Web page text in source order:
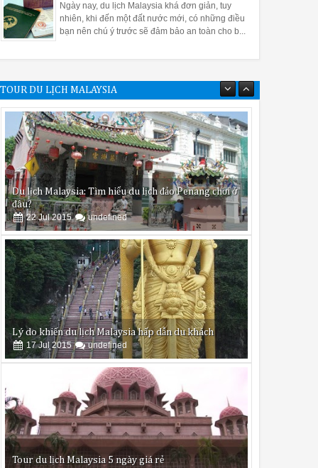
ẩm ướt, gần nguồn sinh nhiệt.
đặt.
lời câu hỏi giúp bạn thông qua bài viết dưới đây.
độ rửa nhanh và rửa đặc biệt (chế độ rửa nửa tải) chỉ mất 6-7
khả năng diệt khuẩn lên đến 99%, bảo vệ sức khỏe cho cả gia
trùm trên đá.
Ngày nay, du lịch Malaysia khá đơn giản, tuy
nhiên, khi đến một đất nước mới, có những điều
bạn nên chú ý trước sẽ đảm bảo an toàn cho b...
TOUR DU LỊCH MALAYSIA
Lý do khiến du lịch Malaysia hấp dẫn du khách
17 Jul 2015 undefined
Tour du lịch Malaysia 5 ngày giá rẻ
06Aug 2015 undefined
Trải nghiệm thú vị khi du lịch Malaysia- đảo Penang